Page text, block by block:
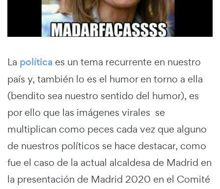
La política es un tema recurrente en nuestro
país y, también lo es el humor en torno a ella
(bendito sea nuestro sentido del humor), es
por ello que las imágenes virales se
multiplican como peces cada vez que alguno
de nuestros políticos se hace destacar, como
fue el caso de la actual alcaldesa de Madrid en
la presentación de Madrid 2020 en el Comité